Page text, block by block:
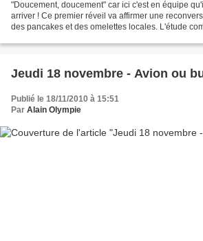
"Doucement, doucement" car ici c'est en équipe
arriver ! Ce premier réveil va affirmer une
des pancakes et des omelettes locales. L'étude
Jeudi 18 novembre - Avion ou
Publié le 18/11/2010 à 15:51
Par Alain Olympie